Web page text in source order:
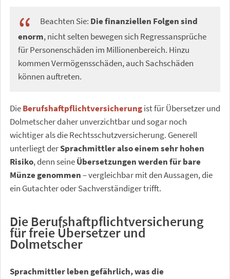
Beachten Sie: Die finanziellen Folgen sind
enorm, nicht selten bewegen sich Regressansprüche
für Personenschäden im Millionenbereich. Hinzu
kommen Vermögensschäden, auch Sachschäden
können auftreten.
DieBerufshaftpflichtversicherungist für Übersetzer und
Dolmetscher daher unverzichtbar und sogar noch
wichtiger als die Rechtsschutzversicherung. Generell
unterliegt derSprachmittler also einem sehr hohen
Risiko, denn seineÜbersetzungen werden für bare
Münze genommen– vergleichbar mit den Aussagen, die
ein Gutachter oder Sachverständiger trifft.
Die Berufshaftpflichtversicherung
für freie Übersetzer und
Dolmetscher
Sprachmittler leben gefährlich, was die